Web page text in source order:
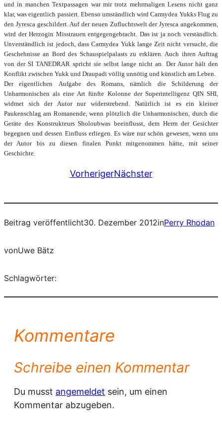
und in manchen Textpassagen war mir trotz mehrmaligen Lesens nicht ganz
klar, was eigentlich passiert. Ebenso umständlich wird Carmydea Yukks Flug zu
den Jyresca geschildert. Auf der neuen Zufluchtswelt der Jyresca angekommen,
wird der Herzogin Misstrauen entgegengebracht. Das ist ja noch verständlich.
Unverständlich ist jedoch, dass Carmydea Yukk lange Zeit nicht versucht, die
Geschehnisse an Bord des Schauspielpalasts zu erklären. Auch ihren Auftrag
von der SI TANEDRAR spricht sie selbst lange nicht an. Der Autor hält den
Konflikt zwischen Yukk und Draupadi völlig unnötig und künstlich am Leben.
Der eigentlichen Aufgabe des Romans, nämlich die Schilderung der
Unharmonischen als eine Art fünfte Kolonne der Superintelligenz QIN SHI,
widmet sich der Autor nur widerstrebend. Natürlich ist es ein kleiner
Paukenschlag am Romanende, wenn plötzlich die Unharmonischen, durch die
Geräte des Konstrukteurs Sholoubwas beeinflusst, dem Herrn der Gesichter
begegnen und dessen Einfluss erliegen. Es wäre nur schön gewesen, wenn uns
der Autor bis zu diesen finalen Punkt mitgenommen hätte, mit seiner
Geschichte.
VorherigerNächster
Beitrag veröffentlicht30. Dezember 2012inPerry Rhodan
vonUwe Bätz
Schlagwörter:
Kommentare
Schreibe einen Kommentar
Du musst angemeldet sein, um einen
Kommentar abzugeben.